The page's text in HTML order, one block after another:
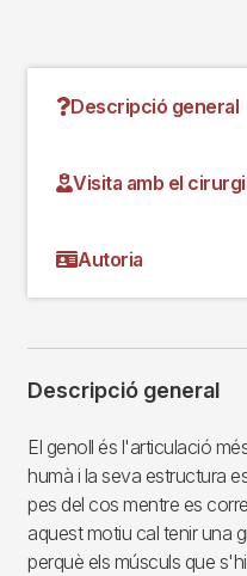
Descripció general
Visita amb el
Autoria
Descripció general
El genoll és l'articulació
humà i la seva estructura
pes del cos mentre es
aquest motiu cal tenir una
perquè els músculs que